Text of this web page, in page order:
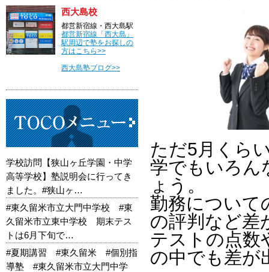
ただ5月くら
学でもいろん
ょう。
勤務について
の評判など差
テストの点数
の中でも差が
西大島校
都営新宿線・西大島駅
都営新宿線「西大島」
駅周辺で塾をお探しの
方はこちら>>
西大島塾ブログ>>
学校訪問【狭山ヶ丘学園・中学
高等学校】塾説明会に行ってき
ました。#狭山ヶ…
#東久留米市立大門中学校 #東
久留米市立東中学校 期末テス
トは6月下旬で…
#夏期講習 #東久留米 #個別指
導塾 #東久留米市立大門中学